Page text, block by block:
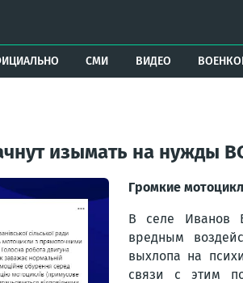
СМИ ВИДЕО
изымать на нужды
Громкие
В селе Иванов
вредным
выхлопа на
связи с этим